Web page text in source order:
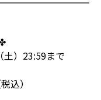
✤
土）23:59まで
込）